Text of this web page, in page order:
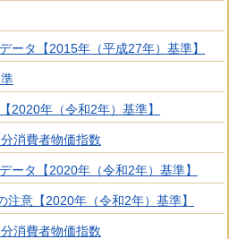
ータ【2015年（平成27年）基準】
2020年（令和2年）基準】
消費者物価指数
ータ【2020年（令和2年）基準】
注意【2020年（令和2年）基準】
消費者物価指数